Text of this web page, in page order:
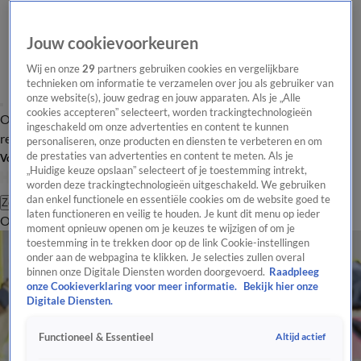
Overzicht Laatste nieuws Regionieuws Het beste van Hart
Tip de
redactie
Volg Hart van Nederland
Zoeken
OverzichtRegioUitzendingenWeerTip de redactiePanelVideo's
Jouw cookievoorkeuren
Wij en onze29 partners gebruiken cookies en vergelijkbare
technieken om informatie te verzamelen over jou als gebruiker van
onze website(s), jouw gedrag en jouw apparaten. Als je „Alle
cookies accepteren” selecteert, worden trackingtechnologieën
ingeschakeld om onze advertenties en content te kunnen
personaliseren, onze producten en diensten te verbeteren en om
de prestaties van advertenties en content te meten. Als je
„Huidige keuze opslaan” selecteert of je toestemming intrekt,
worden deze trackingtechnologieën uitgeschakeld. We gebruiken
dan enkel functionele en essentiële cookies om de website goed te
laten functioneren en veilig te houden. Je kunt dit menu op ieder
moment opnieuw openen om je keuzes te wijzigen of om je
toestemming in te trekken door op de link Cookie-instellingen
onder aan de webpagina te klikken. Je selecties zullen overal
binnen onze Digitale Diensten worden doorgevoerd. Raadpleeg
onze Cookieverklaring voor meer informatie.
Bekijk hier onze
Digitale Diensten.
Functioneel & Essentieel Altijd actief